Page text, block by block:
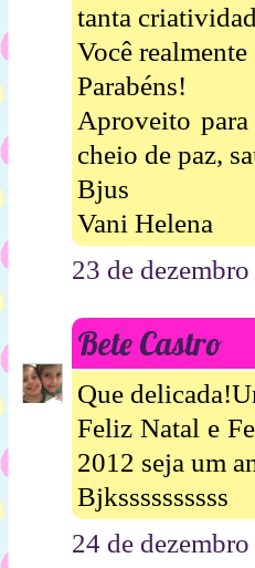
tanta
Você
Parabéns!
Aproveito para
cheio de paz,
Bjus
Vani Helena
23 de
Bete Castro
Que
Feliz Natal e
2012 seja um
Bjkssssssssss
24 de